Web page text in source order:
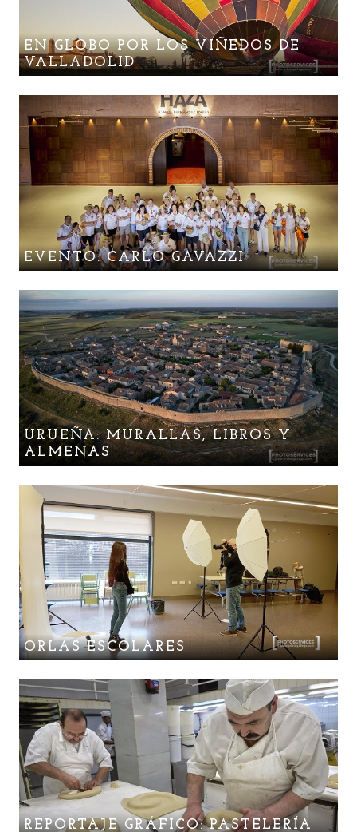
EN GLOBO POR LOS VIÑEDOS DE
VALLADOLID
EVENTO: CARLO GAVAZZI
URUEÑA: MURALLAS, LIBROS Y
ALMENAS
ORLAS ESCOLARES
REPORTAJE GRÁFICO: PASTELERÍA